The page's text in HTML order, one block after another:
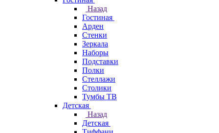
Назад
Гостиная
Арден
Стенки
Зеркала
Наборы
Подставки
Полки
Стеллажи
Столики
Тумбы ТВ
Детская
Назад
Детская